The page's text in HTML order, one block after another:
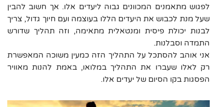
לפגוש מתאמנים המכוונים גבוה ליעדים אלו. אך חשוב להבין
שעל מנת לכבוש את היעדים הללו בעוצמה ועם חיוך גדול, צריך
לבנות יכולת פיסית ומנטאלית מתאימה, וזה תהליך שדורש
התמדה וסבלנות.
אני אוהב להסתכל על התהליך הזה כמעין משוכה המאפשרת
רק לאלו שעברו את התהליך במלואו, באמת להנות מאוויר
הפסגות בקו הסיום של יעדים אלו.